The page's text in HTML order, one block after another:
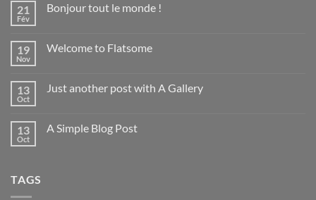
21
Fév
Bonjour tout le monde !
Bonjour
19
Nov
Welcome to Flatsome
Welcome
13
Oct
Just another post with A Gallery
Just
13
Oct
A Simple Blog Post
TAGS